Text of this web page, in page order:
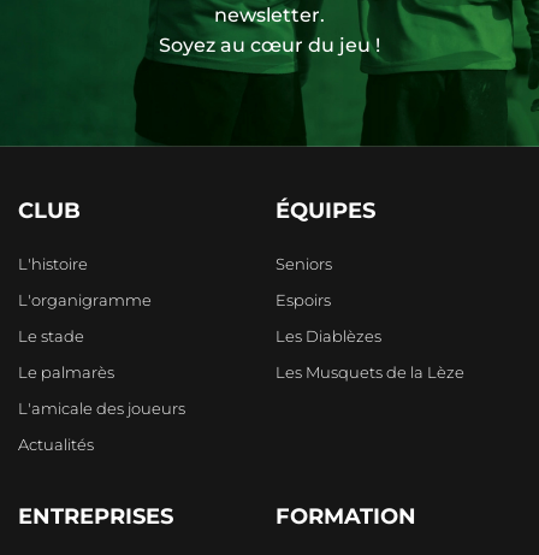
newsletter.
Soyez au cœur du jeu !
CLUB
L'histoire
L'organigramme
Le stade
Le palmarès
L'amicale des joueurs
Actualités
ÉQUIPES
Seniors
Espoirs
Les Diablèzes
Les Musquets de la Lèze
ENTREPRISES FORMATION